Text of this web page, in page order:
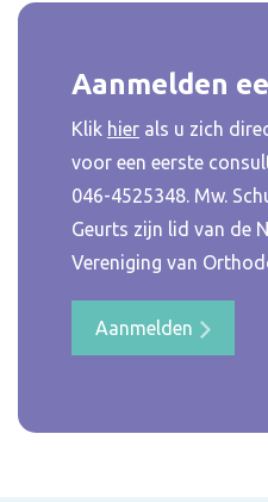
Aanmelden
Klik hier als u zich
voor een eerste
046-4525348. Mw.
Geurts zijn lid van de
Vereniging van
Aanmelden